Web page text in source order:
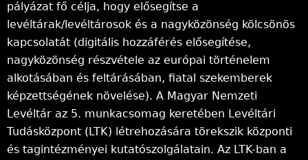
pályázat fő célja, hogy elősegítse a
levéltárak/levéltárosok és a nagyközönség kölcsönös
kapcsolatát (digitális hozzáférés elősegítése,
nagyközönség részvétele az európai történelem
alkotásában és feltárásában, fiatal szekemberek
képzettségének növelése). A Magyar Nemzeti
Levéltár az 5. munkacsomag keretében Levéltári
Tudásközpont (LTK) létrehozására törekszik központi
és tagintézményei kutatószolgálatain. Az LTK-ban a